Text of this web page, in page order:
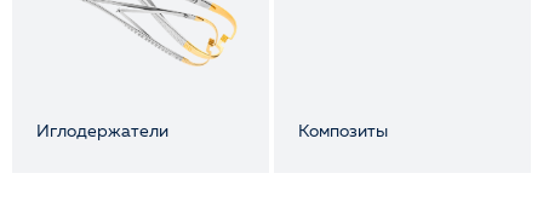
Иглодержатели Композиты